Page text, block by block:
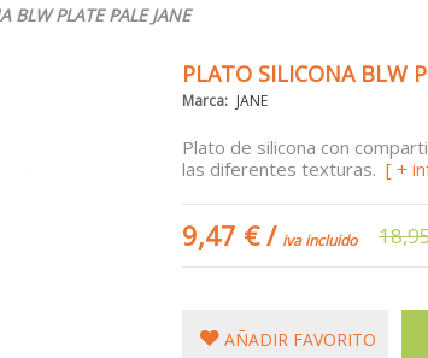
BLW PLATE PALE JANE
PLATO SILICONA BLW
Marca: JANE
Plato de silicona con
las diferentes texturas. [ +
9,47 €/ iva incluido
AÑADIR FAVORITO